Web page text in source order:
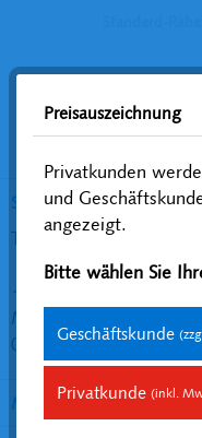
Service Hotline
Telefonische
+49 201 4868244
Montag bis Freitag
09:00-15:00 Uhr
Marken
Preisauszeichnung
Privatkunden
und
angezeigt.
Bitte wählen Sie
Geschäftskunde
Privatkunde (inkl.